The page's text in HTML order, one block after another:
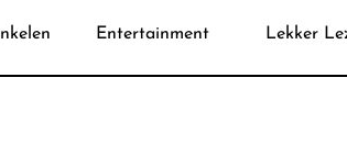
Entertainment Lekker